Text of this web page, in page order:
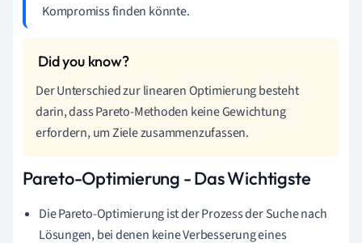
Kompromiss finden könnte.
Der Unterschied zur linearen Optimierung besteht
darin, dass Pareto-Methoden keine Gewichtung
erfordern, um Ziele zusammenzufassen.
Pareto-Optimierung - Das Wichtigste
Die Pareto-Optimierung ist der Prozess der Suche nach
Lösungen, bei denen keine Verbesserung eines